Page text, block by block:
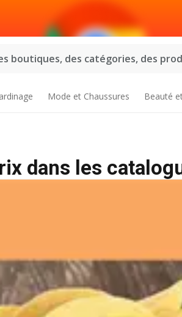
boutiques, des catégories, des
Mode et Chaussures Beauté
dans les